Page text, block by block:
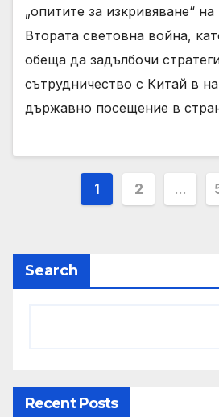
„опитите за изкривяване“
Втората световна война,
обеща да задълбочи
сътрудничество с Китай в
държавно посещение в
Posts
1 2 …
Search
Recent Posts